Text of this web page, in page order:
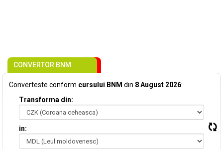
CONVERTOR BNM
Converteste conform cursului BNM din 8 August 2026:
Transforma din:
in: